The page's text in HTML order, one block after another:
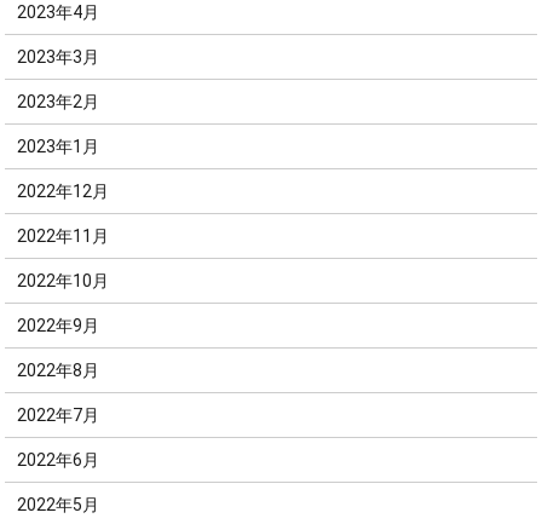
2023年4月
2023年3月
2023年2月
2023年1月
2022年12月
2022年11月
2022年10月
2022年9月
2022年8月
2022年7月
2022年6月
2022年5月